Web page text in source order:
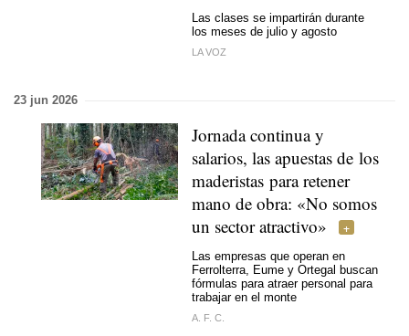
Las clases se impartirán durante
los meses de julio y agosto
LA VOZ
23 jun 2026
Jornada continua y
salarios, las apuestas de los
maderistas para retener
mano de obra: «No somos
un sector atractivo»
Las empresas que operan en
Ferrolterra, Eume y Ortegal buscan
fórmulas para atraer personal para
trabajar en el monte
A. F. C.